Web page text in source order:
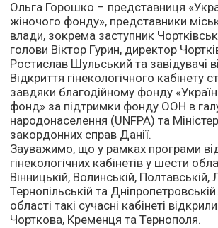
Ольга Горошко – представниця
жіночого фонду», представники
влади, зокрема заступник
голови Віктор Гурин, директор
Ростислав Шульський та завідувачі
Відкриття гінекологічного кабінету
завдяки благодійному фонду
фонд» за підтримки фонду ООН в
народонаселення (UNFPA) та
закордонних справ Данії.
Зауважимо, що у рамках програми
гінекологічних кабінетів у шести
Вінницькій, Волинській, Полтавській,
Тернопільській та
області такі сучасні кабінеті
Чорткова, Кременця та Тернополя.